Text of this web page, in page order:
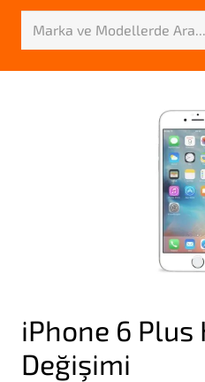
iPhone 6 Plus
Değişimi